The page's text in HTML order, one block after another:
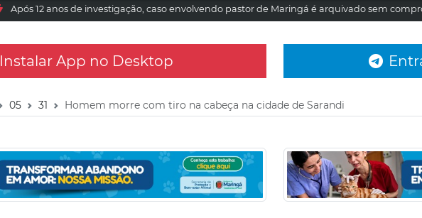
Após 12 anos de investigação, caso envolvendo pastor de Maringá é arquivado sem
Instalar App no Desktop
05 31 Homem morre com tiro na cabeça na cidade de Sarandi